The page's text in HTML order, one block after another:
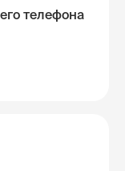
телефона